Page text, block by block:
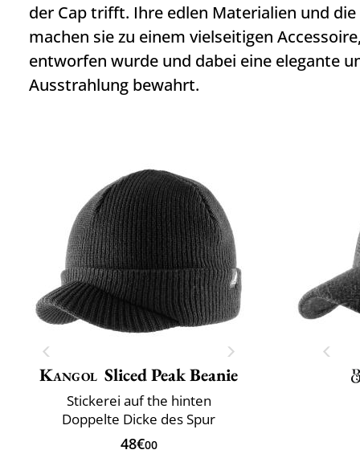
der Cap trifft. Ihre edlen Materialien und
machen sie zu einem vielseitigen
entworfen wurde und dabei eine elegante
Ausstrahlung bewahrt.
Kangol Sliced Peak Beanie
Stickerei auf the hinten
Doppelte Dicke des Spur
48€00